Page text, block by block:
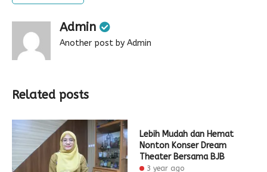
Admin
Another post by Admin
Related posts
Lebih Mudah dan Hemat
Nonton Konser Dream
Theater Bersama BJB
3 year ago